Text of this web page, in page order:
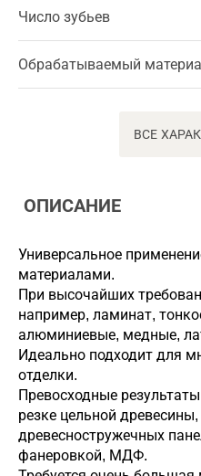
Число зубьев
Обрабатываемый
ВСЕ
ОПИСАНИЕ
Универсальное
материалами.
При высочайших
например, ламинат,
алюминиевые, медные,
Идеально подходит для
отделки.
Превосходные
резке цельной
древесностружечных
фанеровкой, МДФ.